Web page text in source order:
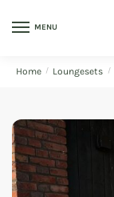
MENU
Home / Loungesets /